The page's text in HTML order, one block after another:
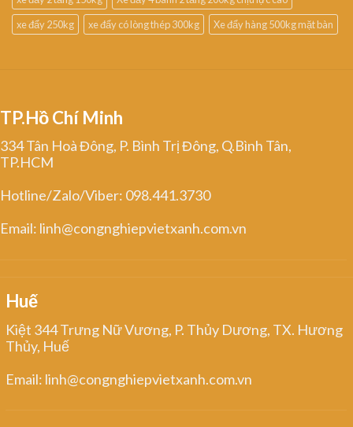
xe đẩy 250kg
xe đẩy có lòng thép 300kg Xe đẩy hàng 500kg mặt bàn
TP.Hồ Chí Minh
334 Tân Hoà Đông, P. Bình Trị Đông, Q.Bình Tân,
TP.HCM
Hotline/Zalo/Viber: 098.441.3730
Email: linh@congnghiepvietxanh.com.vn
Huế
Kiệt 344 Trưng Nữ Vương, P. Thủy Dương, TX. Hương
Thủy, Huế
Email: linh@congnghiepvietxanh.com.vn